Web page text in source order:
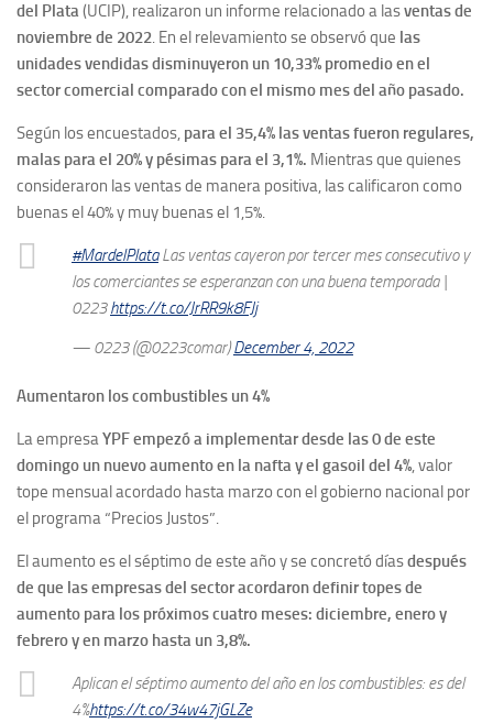
del Plata(UCIP), realizaron un informe relacionado a lasventas de
noviembre de 2022. En el relevamiento se observó que las
unidades vendidas disminuyeron un 10,33% promedio en el
sector comercial comparado con el mismo mes del año pasado.
Según los encuestados, para el 35,4% las ventas fueron regulares,
malas para el 20% y pésimas para el 3,1%. Mientras que quienes
consideraron las ventas de manera positiva, las calificaron como
buenas el 40% y muy buenas el 1,5%.
#MardelPlataLas ventas cayeron por tercer mes consecutivo y
los comerciantes se esperanzan con una buena temporada |
0223https://t.co/JrRR9k8FJj
— 0223 (@0223comar)December 4, 2022
Aumentaron los combustibles un 4%
La empresaYPF empezó a implementar desde las 0 de este
domingo un nuevo aumento en la nafta y el gasoil del 4%, valor
tope mensual acordado hasta marzo con el gobierno nacional por
el programa “Precios Justos”.
El aumento es el séptimo de este año y se concretó díasdespués
de que las empresas del sector acordaron definir topes de
aumento para los próximos cuatro meses: diciembre, enero y
febrero y en marzo hasta un 3,8%.
Aplican el séptimo aumento del año en los combustibles: es del
4%https://t.co/34w47jGLZe